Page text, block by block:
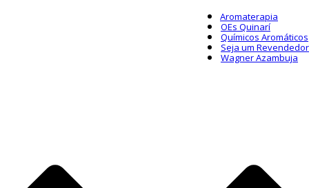
Aromaterapia
OEs Quinarí
Químicos Aromáticos
Seja um Revendedor
Wagner Azambuja